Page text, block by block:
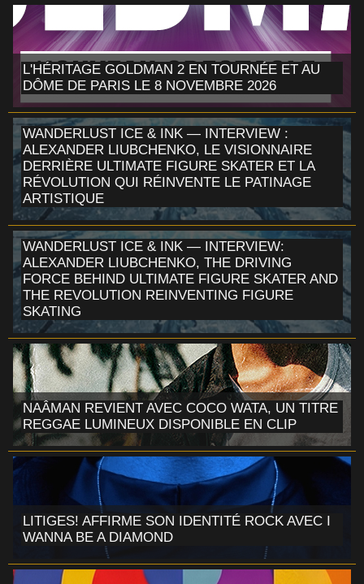
L'HÉRITAGE GOLDMAN 2 EN TOURNÉE ET AU
DÔME DE PARIS LE 8 NOVEMBRE 2026
WANDERLUST ICE & INK — INTERVIEW :
ALEXANDER LIUBCHENKO, LE VISIONNAIRE
DERRIÈRE ULTIMATE FIGURE SKATER ET LA
RÉVOLUTION QUI RÉINVENTE LE PATINAGE
ARTISTIQUE
WANDERLUST ICE & INK — INTERVIEW:
ALEXANDER LIUBCHENKO, THE DRIVING
FORCE BEHIND ULTIMATE FIGURE SKATER AND
THE REVOLUTION REINVENTING FIGURE
SKATING
NAÂMAN REVIENT AVEC COCO WATA, UN TITRE
REGGAE LUMINEUX DISPONIBLE EN CLIP
LITIGES! AFFIRME SON IDENTITÉ ROCK AVEC I
WANNA BE A DIAMOND